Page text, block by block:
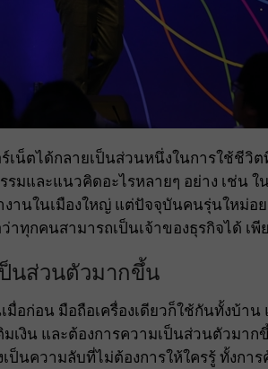
เน็ตได้กลายเป็นส่วนหนึ่งในการใช้ชีวิ
รมและแนวคิดอะไรหลายๆ อย่าง เช่น
งานในเมืองใหญ่ แต่ปัจจุบันคนรุ่นใหม่อ
าทุกคนสามารถเป็นเจ้าของธุรกิจได้ เพี
นส่วนตัวมากขึ้น
มื่อก่อน มือถือเครื่องเดียวก็ใช้กันทั้งบ้
เงิน และต้องการความเป็นส่วนตัวมาก
ป็นความลับที่ไม่ต้องการให้ใครรู้ ทั้งกา